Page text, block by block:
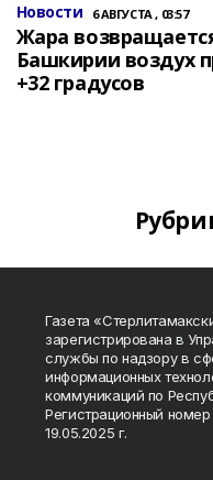
Новости 6 АВГУСТА , 03:57
Жара
Башкирии воздух
+32 градусов
Газета
зарегистрирована в
службы по надзору в
информационных
коммуникаций по
Регистрационный
19.05.2025 г.